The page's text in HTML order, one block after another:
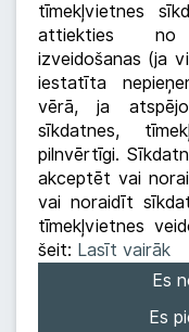
Seko RPP
tīmekļvietnes
attiekties no
izveidošanas (ja
iestatīta
vērā, ja
sīkdatnes,
pilnvērtīgi.
akceptēt vai
vai noraidīt
tīmekļvietnes
šeit: Lasīt vairāk
Es
Es